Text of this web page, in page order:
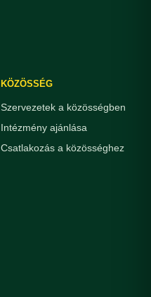
KÖZÖSSÉG
Szervezetek a közösségben
Intézmény ajánlása
Csatlakozás a közösséghez